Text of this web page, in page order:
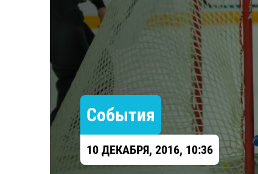
Локомотив
Северсталь
Шанхайские Драконы
События
10 ДЕКАБРЯ, 2016, 10:36